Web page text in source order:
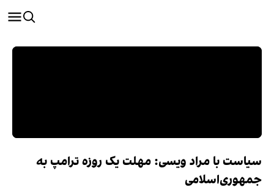
سیاست با مراد ویسی: مهلت یک روزه ترامپ‌ به
جمهوری‌اسلامی